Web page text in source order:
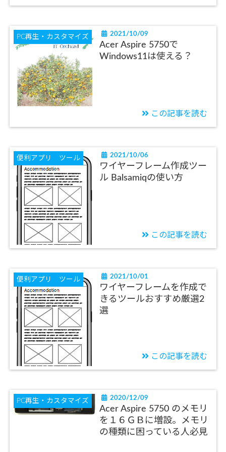
PC再生・カスタマイズ 2021/10/09
Acer Aspire 5750で
Windows11は使える？
この記事を読む
便利アプリ ツール 2021/10/06
ワイヤーフレーム作成ツー
ル Balsamiqの使い方
この記事を読む
便利アプリ ツール 2021/10/01
ワイヤーフレームを作成で
きるツールおすすめ厳選2
選
この記事を読む
PC再生・カスタマイズ 2020/12/09
Acer Aspire 5750 のメモリ
を１６ＧＢに増設。メモリ
の種類に困っている人必見